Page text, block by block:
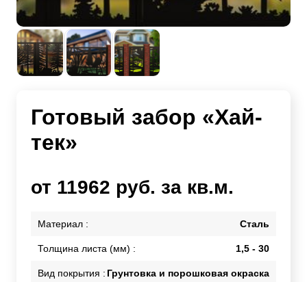
Готовый забор «Хай-
тек»
от 11962 руб. за кв.м.
Материал : Сталь
Толщина листа (мм) : 1,5 - 30
Вид покрытия : Грунтовка и порошковая окраска